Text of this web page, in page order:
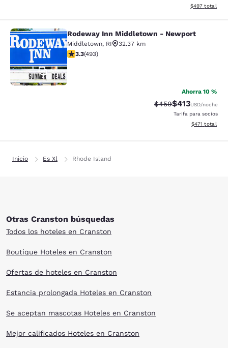
Ver detalles
$497 total
Rodeway Inn Middletown -
51
Rodeway Inn Middletown - Newport
Middletown, RI
32.37 km
calificación de 3.26 estrellas. Bueno. 493 reseñas
3.3(493)
Ahorra 10 %
Precio tachado:
$459Precio con
$413USD/noche
Tarifa para socios
Ver detalles
$471 total
Inicio Es Xl Rhode Island
Otras Cranston búsquedas
Todos los hoteles en Cranston
Boutique Hoteles en Cranston
Ofertas de hoteles en Cranston
Estancia prolongada Hoteles en Cranston
Se aceptan mascotas Hoteles en Cranston
Mejor calificados Hoteles en Cranston